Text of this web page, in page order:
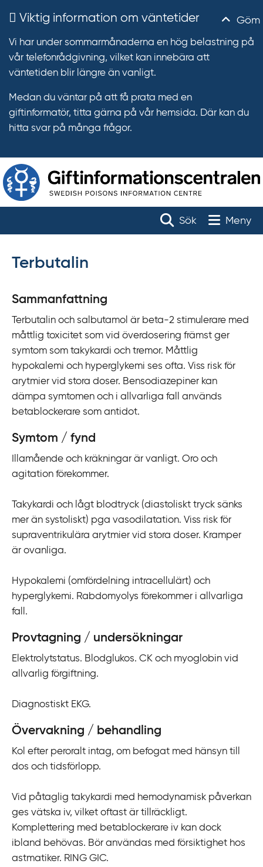
Göm
Viktig information om väntetider
Vi har under sommarmånaderna en hög belastning på
vår telefonrådgivning, vilket kan innebära att
väntetiden blir längre än vanligt.
Medan du väntar på att få prata med en
giftinformatör, titta gärna på vår hemsida. Där kan du
hitta svar på många frågor.
Sök Toggle
Meny
Terbutalin
Sammanfattning
Terbutalin och salbutamol är beta-2 stimulerare med
måttlig toxicitet som vid överdosering främst ger
symtom som takykardi och tremor. Måttlig
hypokalemi och hyperglykemi ses ofta. Viss risk för
arytmier vid stora doser. Bensodiazepiner kan
dämpa symtomen och i allvarliga fall används
betablockerare som antidot.
Symtom / fynd
Illamående och kräkningar är vanligt. Oro och
agitation förekommer.
Takykardi och lågt blodtryck (diastoliskt tryck sänks
mer än systoliskt) pga vasodilatation. Viss risk för
supraventrikulära arytmier vid stora doser. Kramper
är ovanliga.
Hypokalemi (omfördelning intracellulärt) och
hyperglykemi. Rabdomyolys förekommer i allvarliga
fall.
Provtagning / undersökningar
Elektrolytstatus. Blodglukos. CK och myoglobin vid
allvarlig förgiftning.
Diagnostiskt EKG.
Övervakning / behandling
Kol efter peroralt intag, om befogat med hänsyn till
dos och tidsförlopp.
Vid påtaglig takykardi med hemodynamisk påverkan
ges vätska iv, vilket oftast är tillräckligt.
Komplettering med betablockerare iv kan dock
ibland behövas. Bör användas med försiktighet hos
astmatiker. RING GIC.